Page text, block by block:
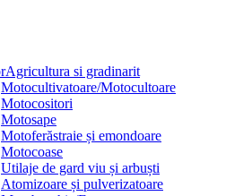
Agricultura si gradinarit
Motocultivatoare/Motocultoare
Motocositori
Motosape
Motoferăstraie și emondoare
Motocoase
Utilaje de gard viu și arbuști
Atomizoare și pulverizatoare